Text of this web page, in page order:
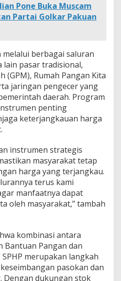
Pone Buka Muscam
Partai Golkar Pakuan
melalui berbagai saluran
pasar tradisional,
(GPM), Rumah Pangan Kita
jaringan pengecer yang
daerah. Program
penting
keterjangkauan harga
instrumen strategis
masyarakat tetap
harga yang terjangkau.
terus kami
manfaatnya dapat
oleh masyarakat,” tambah
kombinasi antara
Bantuan Pangan dan
merupakan langkah
pasokan dan
Dengan dukungan stok